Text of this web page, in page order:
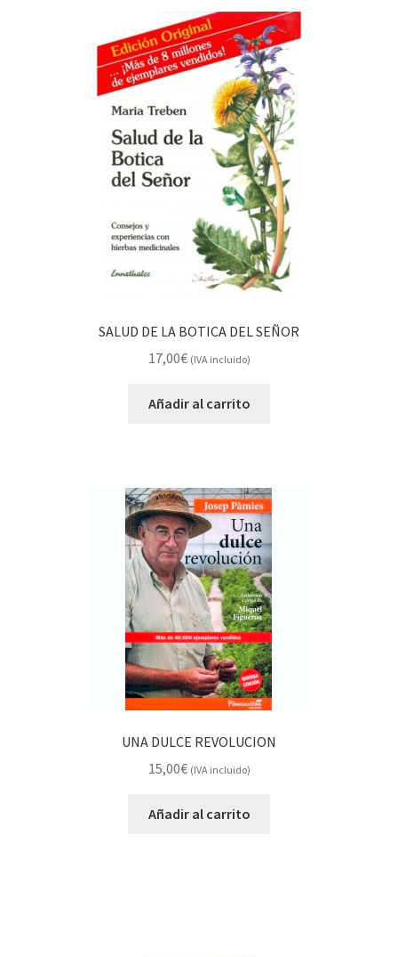
SALUD DE LA BOTICA DEL SEÑOR
17,00€ (IVA incluido)
Añadir al carrito
UNA DULCE REVOLUCION
15,00€ (IVA incluido)
Añadir al carrito